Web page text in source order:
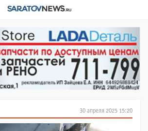
30 апреля 2025 15:20